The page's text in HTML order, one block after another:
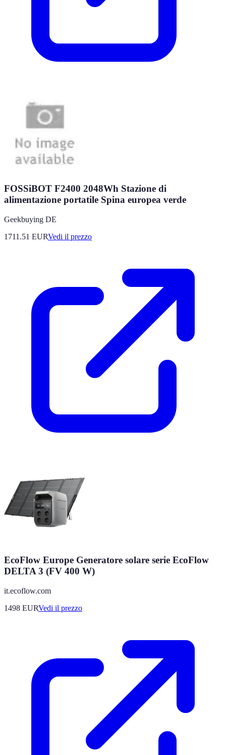
FOSSiBOT F2400 2048Wh Stazione di
alimentazione portatile Spina europea verde
Geekbuying DE
1711.51 EURVedi il prezzo
EcoFlow Europe Generatore solare serie EcoFlow
DELTA 3 (FV 400 W)
it.ecoflow.com
1498 EURVedi il prezzo